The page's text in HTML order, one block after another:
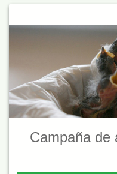
Campaña de